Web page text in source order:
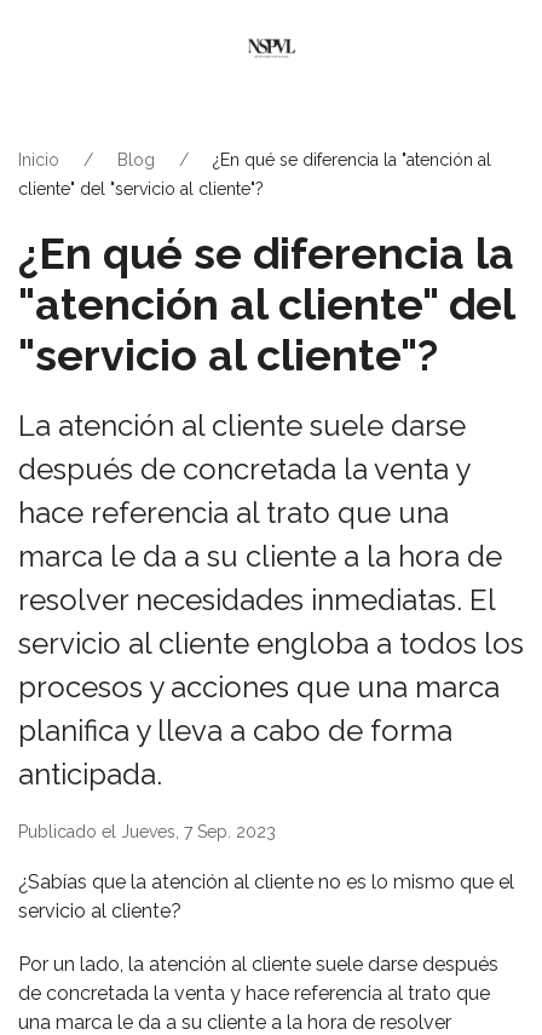
Inicio Blog
¿En qué se diferencia la "atención al
cliente" del "servicio al cliente"?
¿En qué se diferencia la
"atención al cliente" del
"servicio al cliente"?
La atención al cliente suele darse
después de concretada la venta y
hace referencia al trato que una
marca le da a su cliente a la hora de
resolver necesidades inmediatas. El
servicio al cliente engloba a todos los
procesos y acciones que una marca
planifica y lleva a cabo de forma
anticipada.
Publicado el Jueves, 7 Sep. 2023
¿Sabías que la atención al cliente no es lo mismo que el
servicio al cliente?
Por un lado, la atención al cliente suele darse después
de concretada la venta y hace referencia al trato que
una marca le da a su cliente a la hora de resolver